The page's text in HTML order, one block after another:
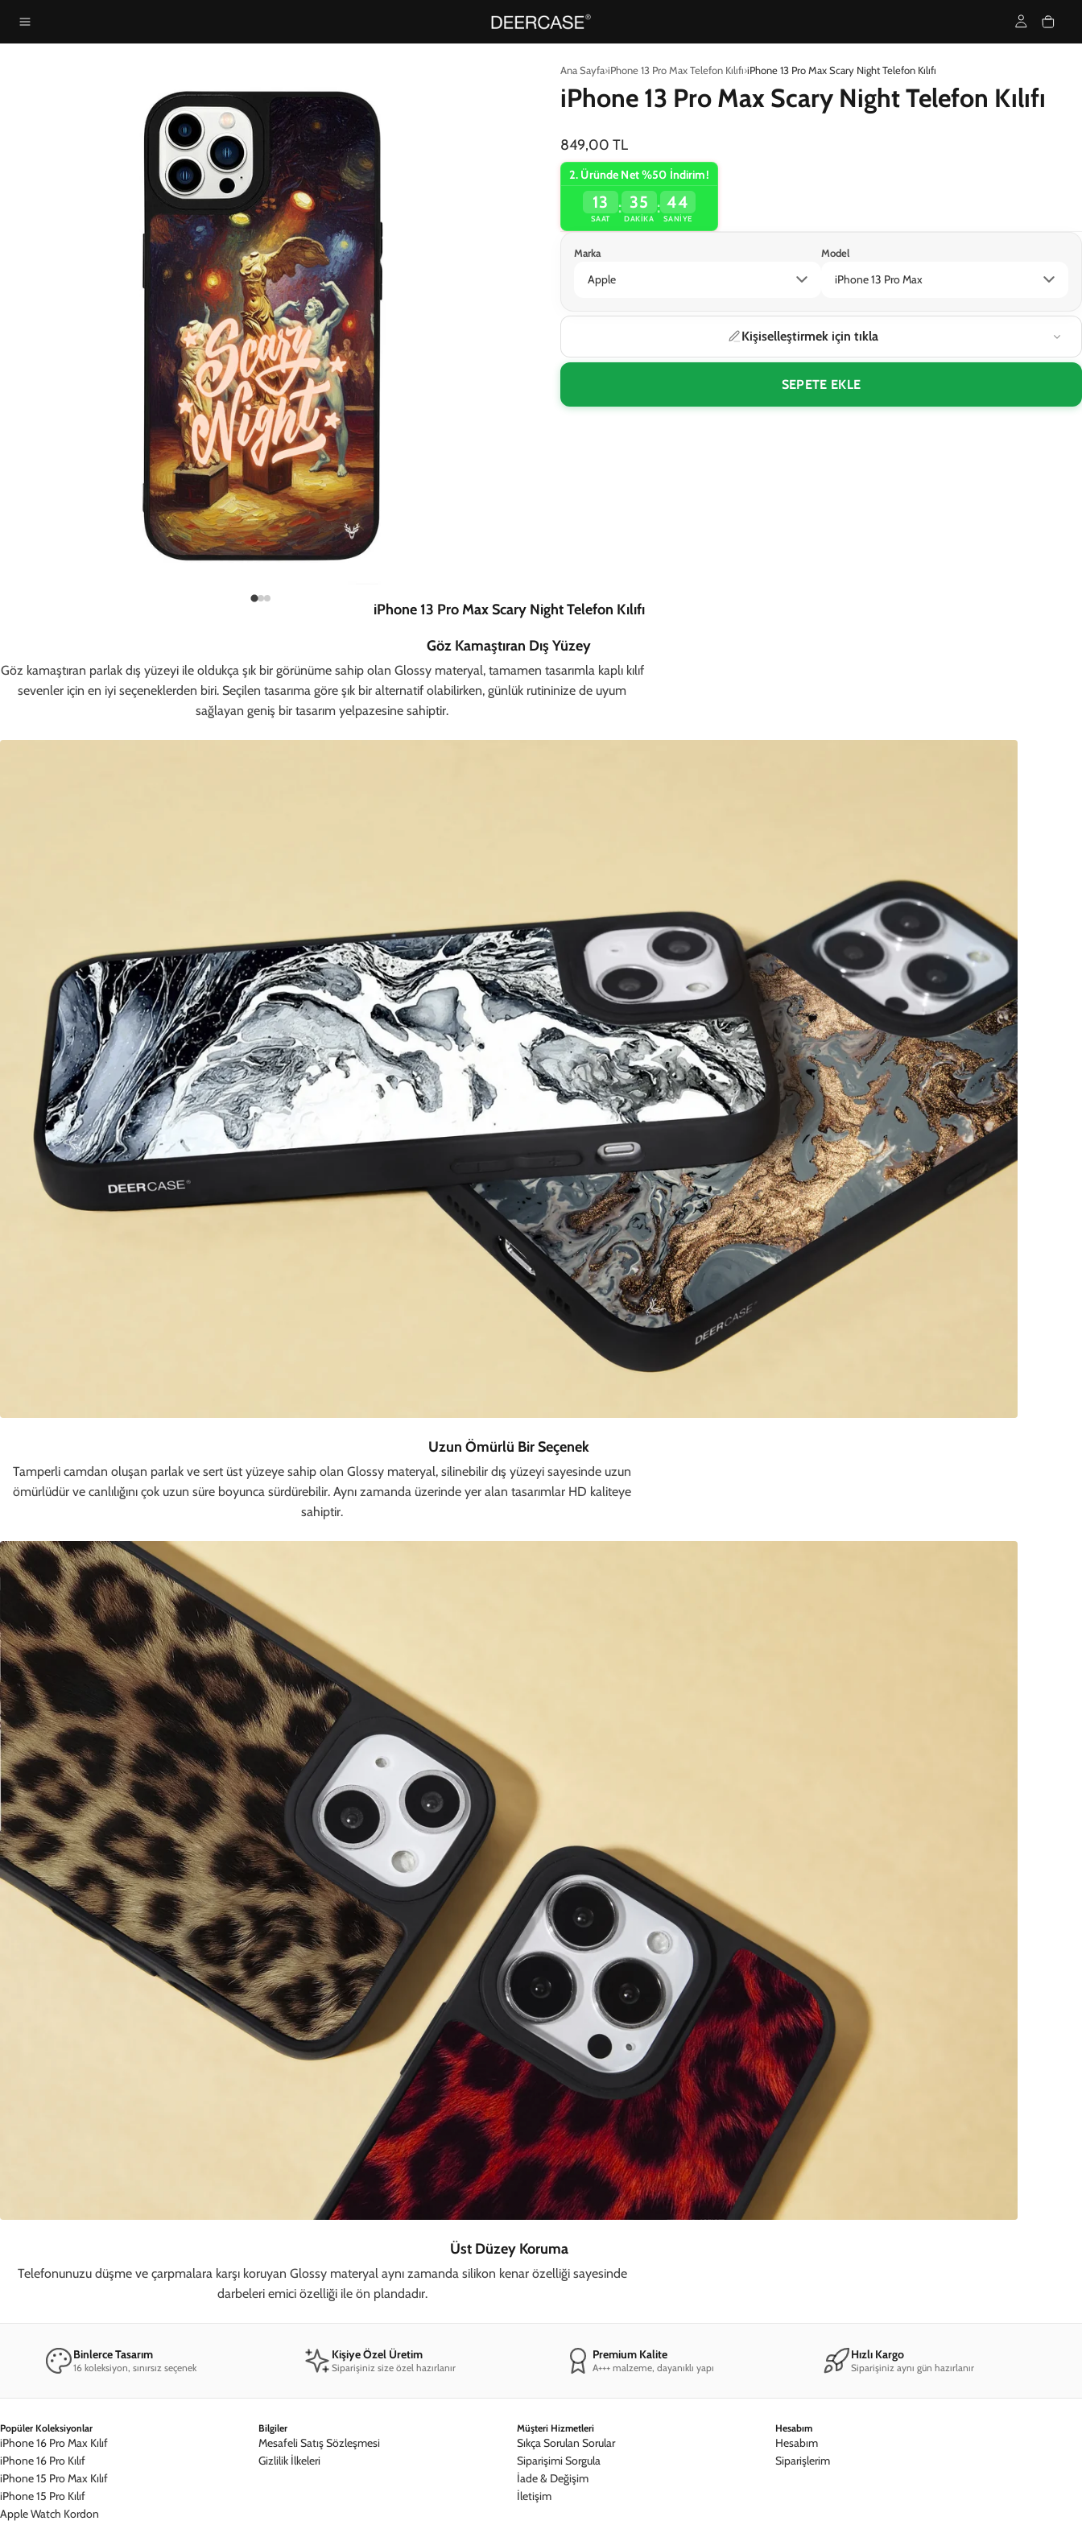
Ana Sayfa iPhone 13 Pro Max Telefon Kılıfı iPhone 13 Pro Max Scary Night Telefon Kılıfı
iPhone 13 Pro Max Scary Night Telefon Kılıfı
849,00 TL
2. Üründe Net %50 İndirim!
13
SAAT
: 35
DAKIKA
: 43
SANIYE
Marka
Apple
Model
iPhone 13 Pro Max
Kişiselleştirmek için tıkla
SEPETE EKLE
iPhone 13 Pro Max Scary Night Telefon Kılıfı
Göz Kamaştıran Dış Yüzey
Göz kamaştıran parlak dış yüzeyi ile oldukça şık bir görünüme sahip olan Glossy materyal, tamamen tasarımla kaplı kılıf
sevenler için en iyi seçeneklerden biri. Seçilen tasarıma göre şık bir alternatif olabilirken, günlük rutininize de uyum
sağlayan geniş bir tasarım yelpazesine sahiptir.
Uzun Ömürlü Bir Seçenek
Tamperli camdan oluşan parlak ve sert üst yüzeye sahip olan Glossy materyal, silinebilir dış yüzeyi sayesinde uzun
ömürlüdür ve canlılığını çok uzun süre boyunca sürdürebilir. Aynı zamanda üzerinde yer alan tasarımlar HD kaliteye
sahiptir.
Üst Düzey Koruma
Telefonunuzu düşme ve çarpmalara karşı koruyan Glossy materyal aynı zamanda silikon kenar özelliği sayesinde
darbeleri emici özelliği ile ön plandadır.
Binlerce Tasarım
16 koleksiyon, sınırsız seçenek
Kişiye Özel Üretim
Siparişiniz size özel hazırlanır
Premium Kalite
A+++ malzeme, dayanıklı yapı
Hızlı Kargo
Siparişiniz aynı gün hazırlanır
Popüler Koleksiyonlar
iPhone 16 Pro Max Kılıf
iPhone 16 Pro Kılıf
iPhone 15 Pro Max Kılıf
iPhone 15 Pro Kılıf
Apple Watch Kordon
Bilgiler
Mesafeli Satış Sözleşmesi
Gizlilik İlkeleri
Müşteri Hizmetleri
Sıkça Sorulan Sorular
Siparişimi Sorgula
İade & Değişim
İletişim
Hesabım
Hesabım
Siparişlerim